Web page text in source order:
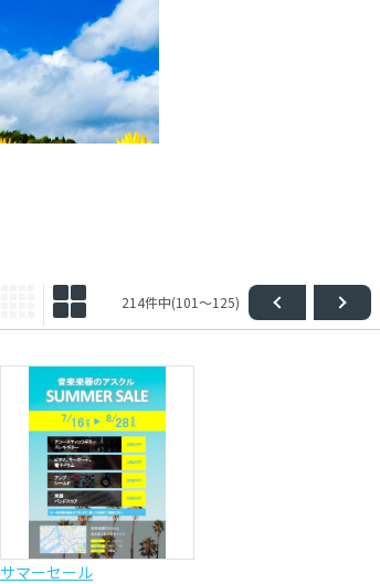
214件中(101～125)
サマーセール